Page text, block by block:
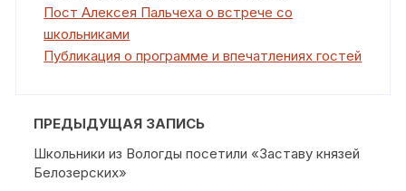
Пост Алексея Пальчеха о встрече со
школьниками
Публикация о программе и впечатлениях гостей
ПРЕДЫДУЩАЯ ЗАПИСЬ
Школьники из Вологды посетили «Заставу князей
Белозерских»